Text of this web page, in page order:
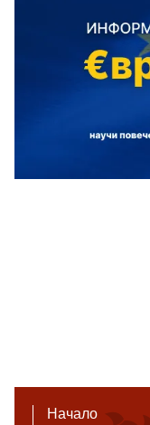
Начало